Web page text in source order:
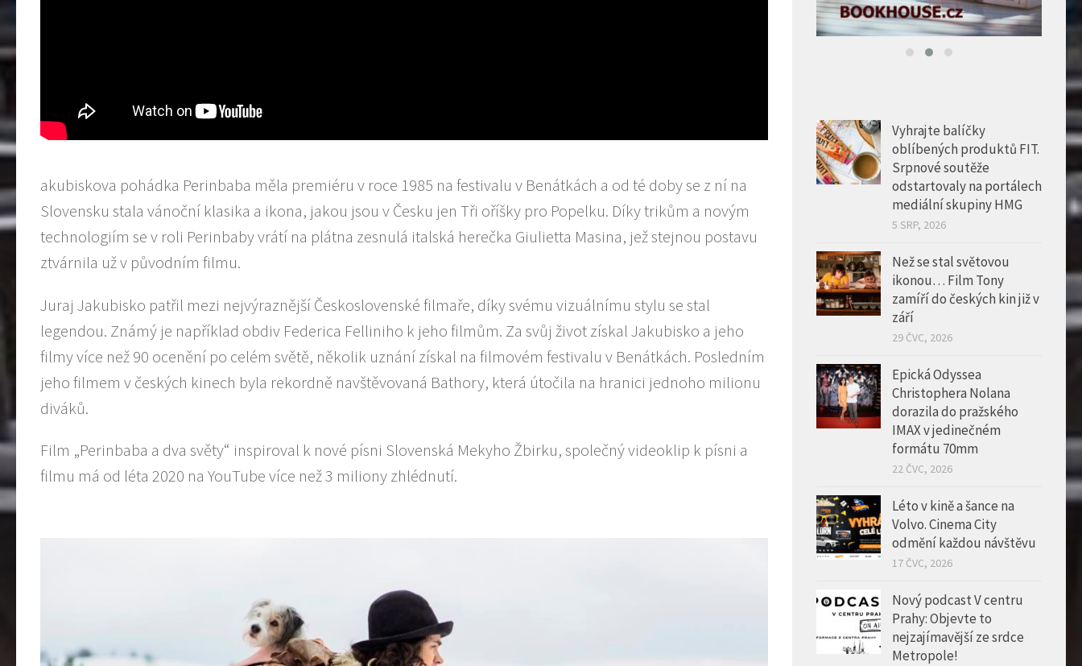
akubiskova pohádka Perinbaba měla premiéru v roce 1985 na festivalu v Benátkách a od té doby se z ní na
Slovensku stala vánoční klasika a ikona, jakou jsou v Česku jen Tři oříšky pro Popelku. Díky trikům a novým
technologiím se v roli Perinbaby vrátí na plátna zesnulá italská herečka Giulietta Masina, jež stejnou postavu
ztvárnila už v původním filmu.
Juraj Jakubisko patřil mezi nejvýraznější Československé filmaře, díky svému vizuálnímu stylu se stal
legendou. Známý je například obdiv Federica Felliniho k jeho filmům. Za svůj život získal Jakubisko a jeho
filmy více než 90 ocenění po celém světě, několik uznání získal na filmovém festivalu v Benátkách. Posledním
jeho filmem v českých kinech byla rekordně navštěvovaná Bathory, která útočila na hranici jednoho milionu
diváků.
Film „Perinbaba a dva světy“ inspiroval k nové písni Slovenská Mekyho Žbirku, společný videoklip k písni a
filmu má od léta 2020 na YouTube více než 3 miliony zhlédnutí.
Vyhrajte balíčky
oblíbených produktů FIT.
Srpnové soutěže
odstartovaly na portálech
mediální skupiny HMG
5 SRP, 2026
Než se stal světovou
ikonou… Film Tony
zamíří do českých kin již v
září
29 ČVC, 2026
Epická Odyssea
Christophera Nolana
dorazila do pražského
IMAX v jedinečném
formátu 70mm
22 ČVC, 2026
Léto v kině a šance na
Volvo. Cinema City
odmění každou návštěvu
17 ČVC, 2026
Nový podcast V centru
Prahy: Objevte to
nejzajímavější ze srdce
Metropole!